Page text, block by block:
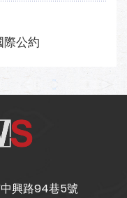
際公約
興路94巷5號